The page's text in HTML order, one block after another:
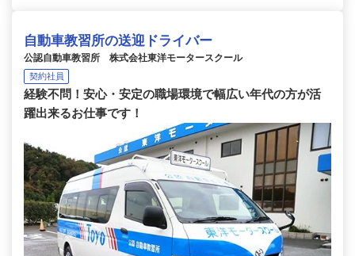
自動車教習所の送迎ドライバー
公認自動車教習所 株式会社東洋モータースクール
契約社員
経験不問！安心・安定の職場環境で幅広い年代の方が活
躍出来るお仕事です！